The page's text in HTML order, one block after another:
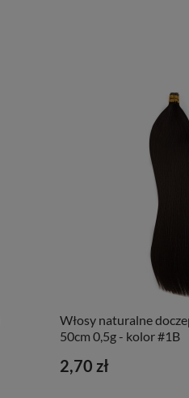
Włosy naturalne
50cm 0,5g - kolor #1B
2,70 zł